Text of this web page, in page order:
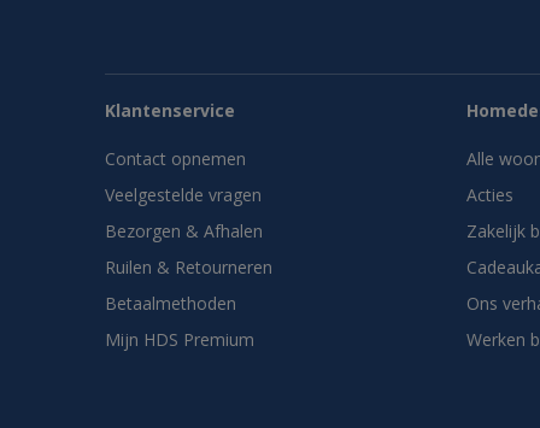
Klantenservice
Contact opnemen
Veelgestelde vragen
Bezorgen & Afhalen
Ruilen & Retourneren
Betaalmethoden
Mijn HDS Premium
Alle
Acties
Zakelijk
Ons
Werken